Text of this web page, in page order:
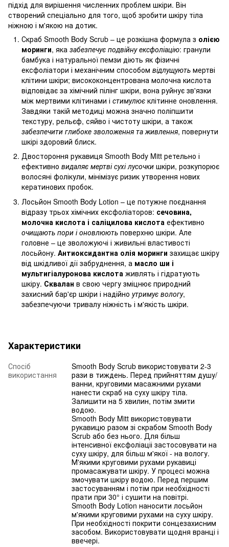
підхід для вирішення численних проблем шкіри. Він
створений спеціально для того, щоб зробити шкіру тіла
ніжною і м'якою на дотик.
Скраб Smooth Body Scrub – це розкішна формула з олією
моринги, яка забезпечує подвійну ексфоліацію: гранули
бамбука і натуральної пемзи діють як фізичні
ексфоліатори і механічним способом відлущують мертві
клітини шкіри; висококонцентрована молочна кислота
відповідає за хімічний пілінг шкіри, вона руйнує зв'язки
між мертвими клітинами і стимулює клітинне оновлення.
Завдяки такій методиці можна значно поліпшити
текстуру, рельєф, сяйво і чистоту шкіри, а також
забезпечити глибоке зволоження та живлення, повернути
шкірі здоровий блиск.
Двостороння рукавиця Smooth Body Mitt ретельно і
ефективно видаляє мертві сухі лусочки шкіри, розкупорює
волосяні фолікули, мінімізує ризик утворення нових
кератинових пробок.
Лосьйон Smooth Body Lotion – це потужне поєднання
відразу трьох хімічних ексфоліаторов: сечовина,
молочна кислота і саліцилова кислота ефективно
очищають пори і оновлюють поверхню шкіри. Але
головне – це зволожуючі і живильні властивості
лосьйону. Антиоксидантна олія моринги захищає шкіру
від шкідливої дії забруднення, а масло ши і
мультигіалуронова кислота живлять і гідратують
шкіру. Сквалан в свою чергу зміцнює природний
захисний бар'єр шкіри і надійно утримує вологу,
забезпечуючи тривалу ніжність і м'якість шкіри.
Характеристики
Спосіб
використання
Smooth Body Scrub використовувати 2-3
рази в тиждень. Перед прийняттям душу/
ванни, круговими масажними рухами
нанести скраб на суху шкіру тіла.
Залишити на 5 хвилин, потім змити
водою.
Smooth Body Mitt використовувати
рукавицю разом зі скрабом Smooth Body
Scrub або без нього. Для більш
інтенсивної ексфоліаціі застосовувати на
суху шкіру, для більш м'якої - на вологу.
М'якими круговими рухами рукавиці
промасажувати шкіру. У процесі можна
змочувати шкіру водою. Перед першим
застосуванням і потім при необхідності
прати при 30° і сушити на повітрі.
Smooth Body Lotion наносити лосьйон
м'якими круговими рухами на суху шкіру.
При необхідності покрити сонцезахисним
засобом. Використовувати щодня вранці і
ввечері.